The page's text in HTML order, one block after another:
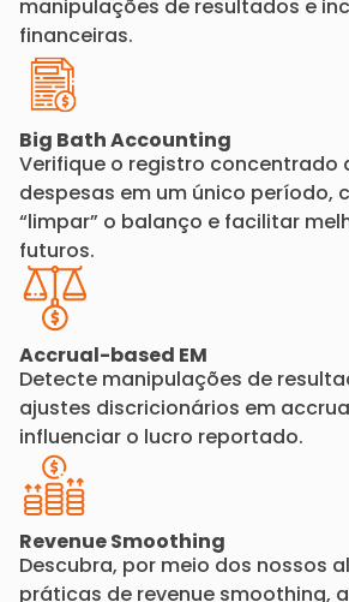
manipulações de resultados e
financeiras.
Big Bath Accounting
Verifique o registro concentrado
despesas em um único período,
“limpar” o balanço e facilitar
futuros.
Accrual-based EM
Detecte manipulações de
ajustes discricionários em
influenciar o lucro reportado.
Revenue Smoothing
Descubra, por meio dos nossos
práticas de revenue smoothing,